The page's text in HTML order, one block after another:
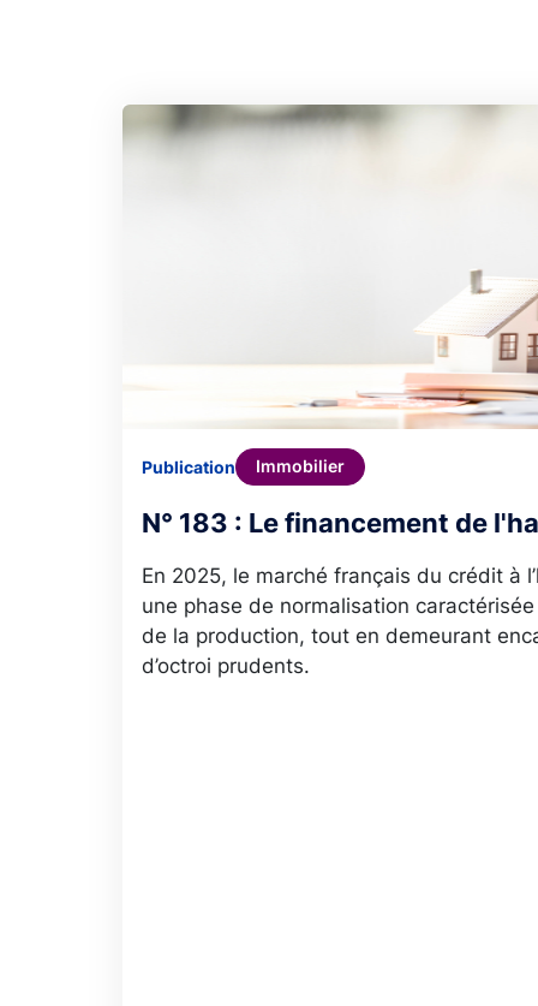
N° 183 : Le financement de
Publication Immobilier
En 2025, le marché français du crédit à
une phase de normalisation
de la production, tout en demeurant
d’octroi prudents.